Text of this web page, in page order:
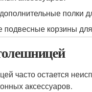
полки
подвесные корзины
часто остается
аксессуаров.